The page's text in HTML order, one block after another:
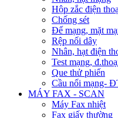
Hộp zắc điện
Chống sét
Đế mạng, mặt
Rệp nối dây
Nhân, hạt điện
Test mạng,
Que thử phiến
Cầu nối mạng-
MÁY FAX - SCAN
Máy Fax nhiệt
Fax giấy thường